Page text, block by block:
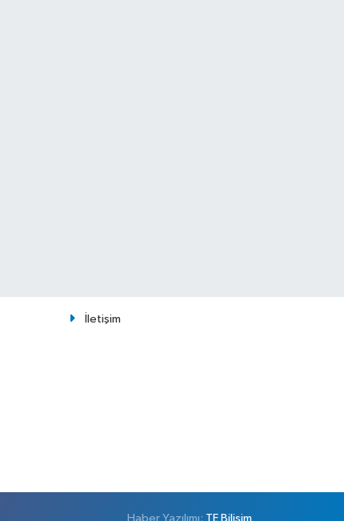
İletişim
Haber Yazılımı: TE Bilişim